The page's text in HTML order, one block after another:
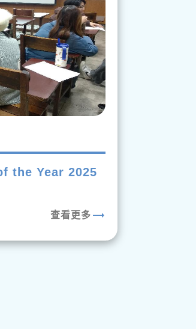
the Year 2025
查看更多 trending_flat